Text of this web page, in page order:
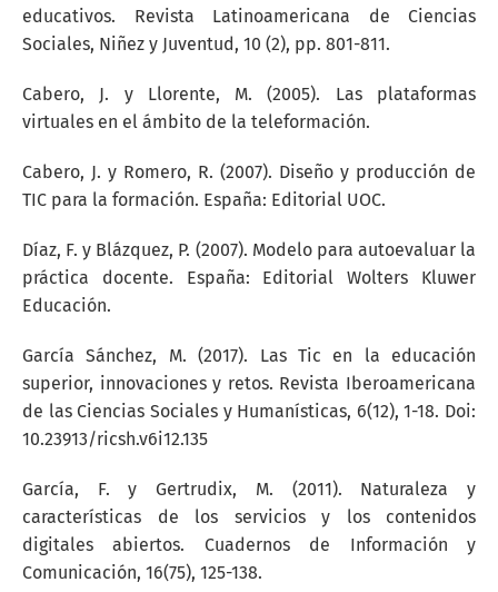
educativos. Revista Latinoamericana de Ciencias
Sociales, Niñez y Juventud, 10 (2), pp. 801-811.
Cabero, J. y Llorente, M. (2005). Las plataformas
virtuales en el ámbito de la teleformación.
Cabero, J. y Romero, R. (2007). Diseño y producción de
TIC para la formación. España: Editorial UOC.
Díaz, F. y Blázquez, P. (2007). Modelo para autoevaluar la
práctica docente. España: Editorial Wolters Kluwer
Educación.
García Sánchez, M. (2017). Las Tic en la educación
superior, innovaciones y retos. Revista Iberoamericana
de las Ciencias Sociales y Humanísticas, 6(12), 1-18. Doi:
10.23913/ricsh.v6i12.135
García, F. y Gertrudix, M. (2011). Naturaleza y
características de los servicios y los contenidos
digitales abiertos. Cuadernos de Información y
Comunicación, 16(75), 125-138.